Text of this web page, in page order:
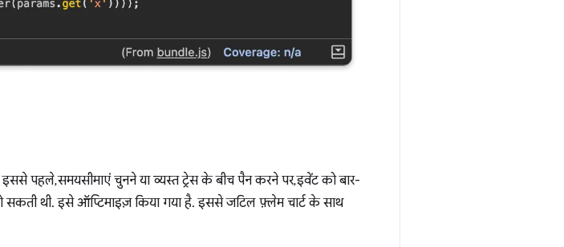
पहले, समयसीमाएं चुनने या व्यस्त ट्रेस के बीच पैन करने पर, इवेंट को बार-
थी. इसे ऑप्टिमाइज़ किया गया है. इससे जटिल फ़्लेम चार्ट के साथ